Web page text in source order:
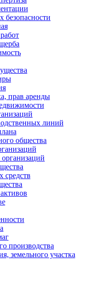
безопасности
прав аренды
линий
общества
средств
производства
земельного участка